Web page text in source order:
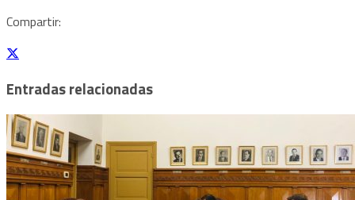
Compartir:
Entradas relacionadas